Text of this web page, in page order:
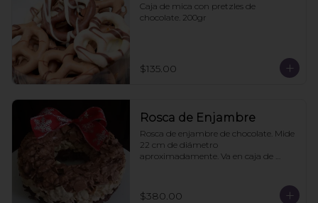
Caja de mica con pretzles de
chocolate. 200gr
$135.00
Rosca de Enjambre
Rosca de enjambre de chocolate. Mide
22 cm de diámetro
aproximadamente. Va en caja de
$380.00